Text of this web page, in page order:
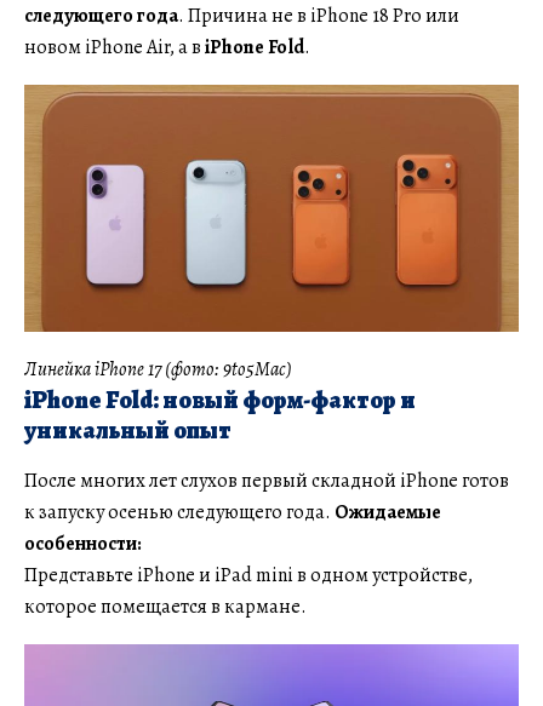
следующего года. Причина не в iPhone 18 Pro или
новом iPhone Air, а вiPhone Fold.
Линейка iPhone 17 (фото: 9to5Mac)
iPhone Fold: новый форм-фактор и
уникальный опыт
После многих лет слухов первый складной iPhone готов
к запуску осенью следующего года. Ожидаемые
особенности:
Представьте iPhone и iPad mini в одном устройстве,
которое помещается в кармане.